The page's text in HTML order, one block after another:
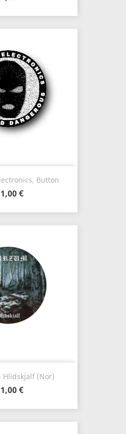
Button
1,00 €
Hlidskjalf (Nor)
1,00 €